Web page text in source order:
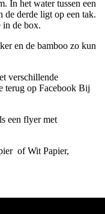
In het water tussen een
de derde ligt op een tak.
in de box.
en de bamboo zo kun
verschillende
terug op Facebook Bij
een flyer met
of Wit Papier,